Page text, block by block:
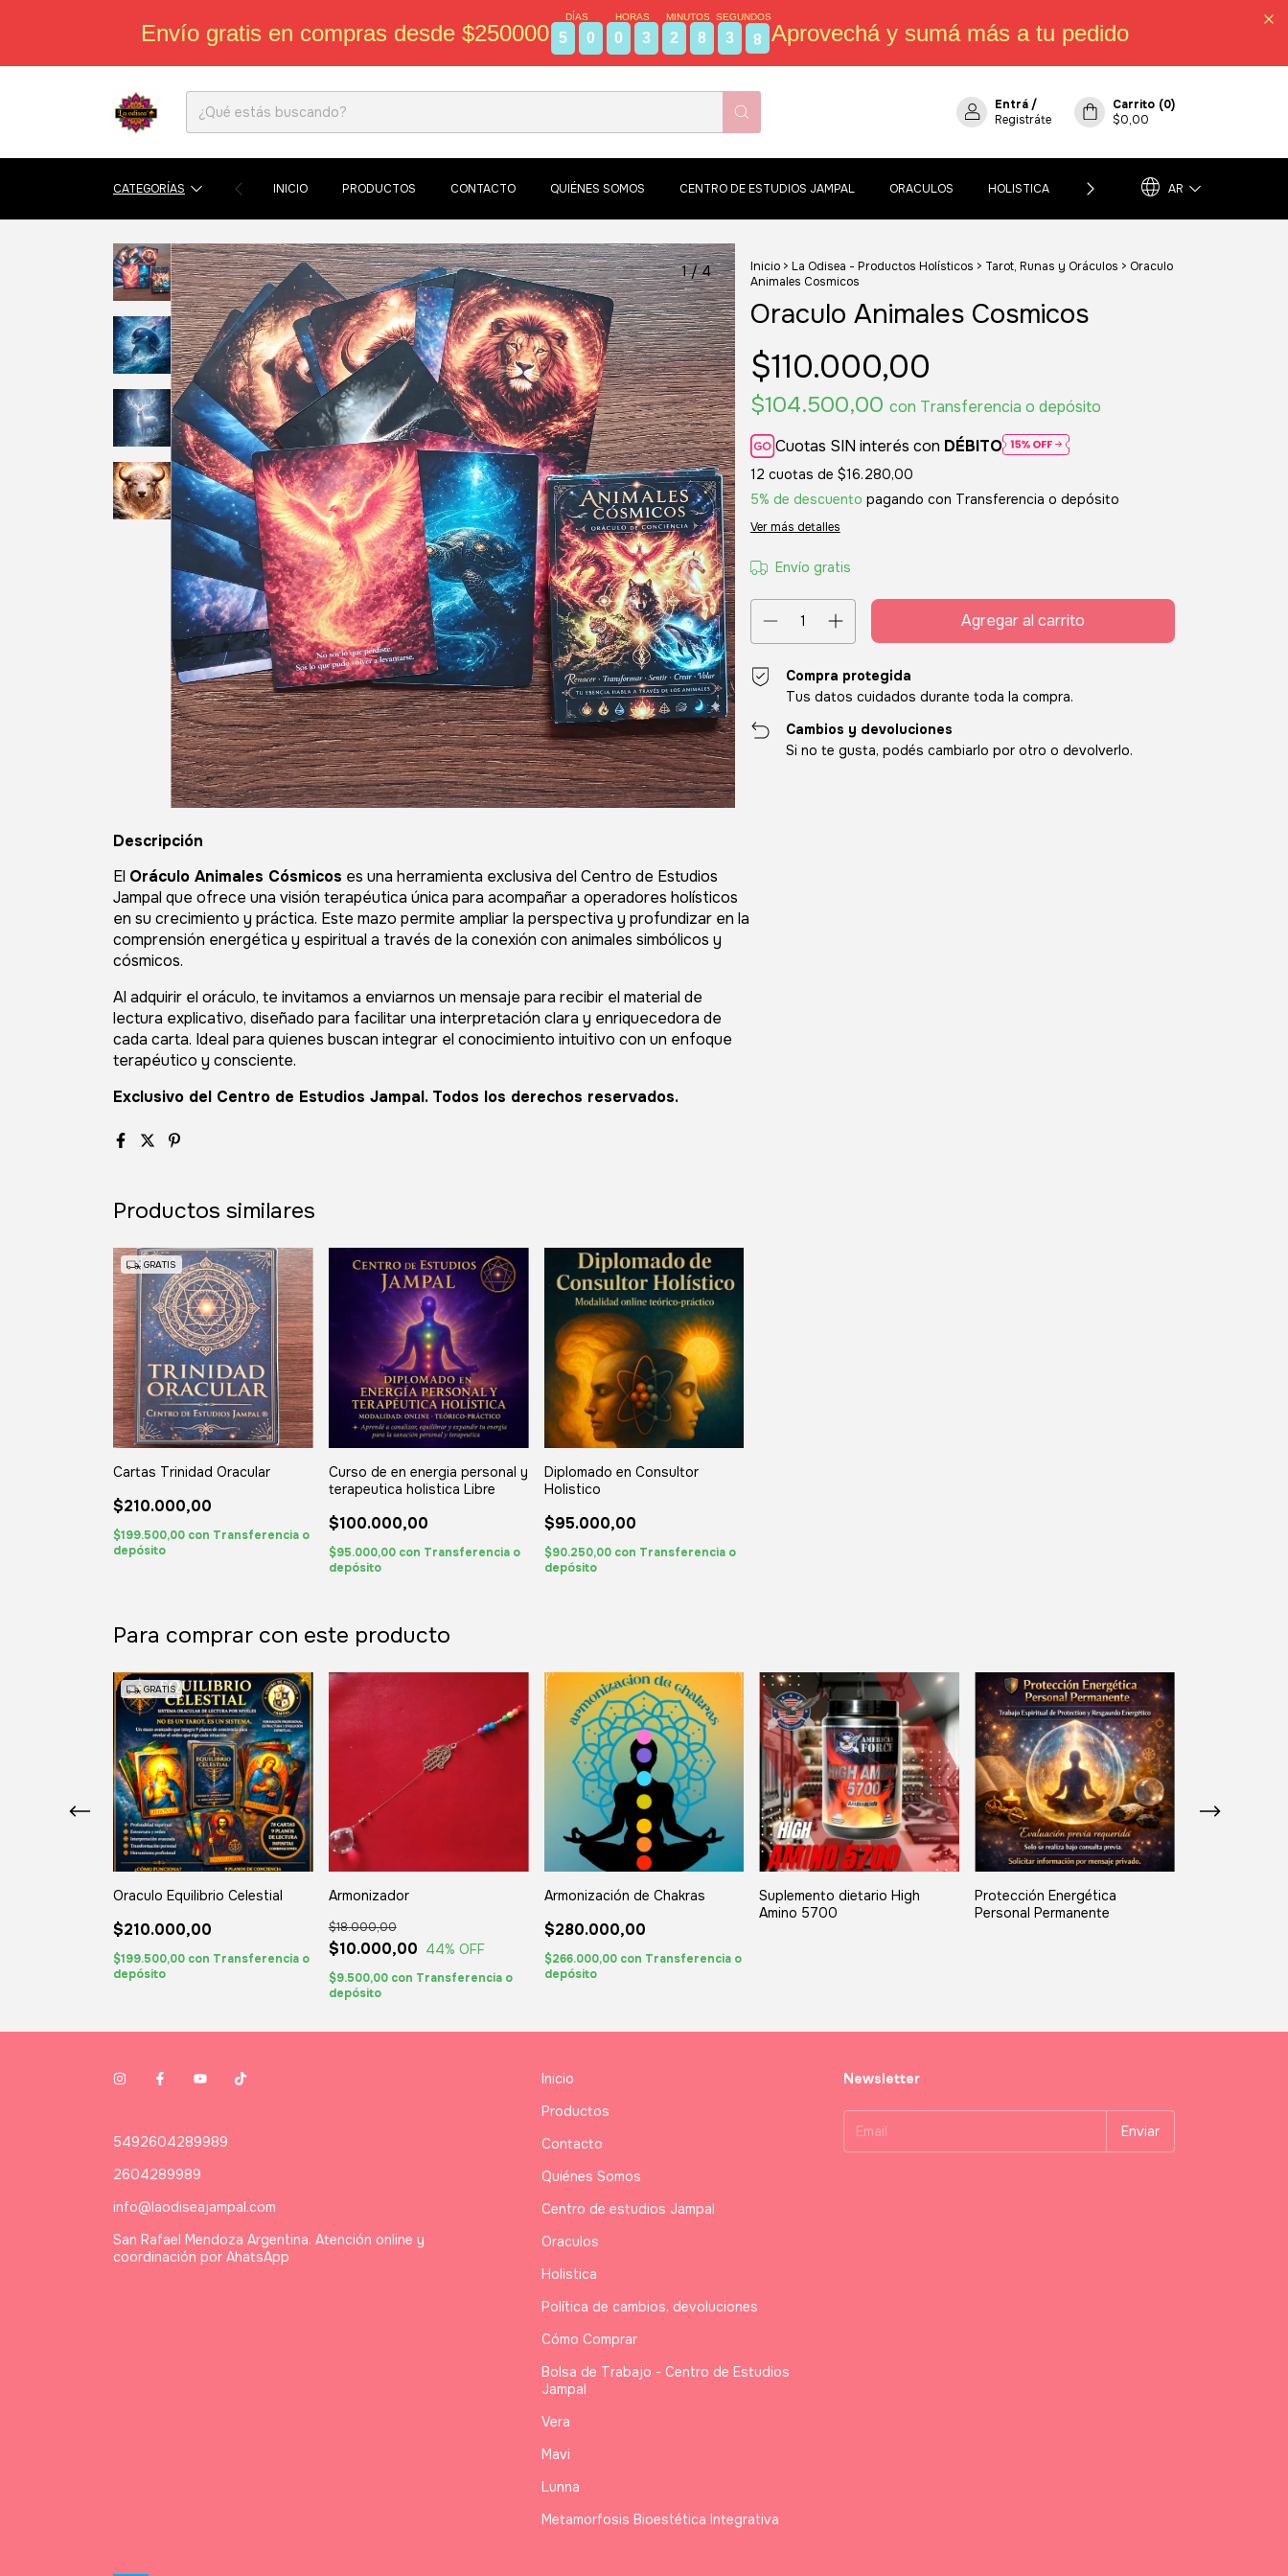
Envío gratis en compras desde $250000
DÍAS
5 0
HORAS
0 3
MINUTOS
2 8
SEGUNDOS
3 7 Aprovechá y sumá más a tu pedido
Entrá /
Registráte
Carrito (0)
$0,00
CATEGORÍAS INICIO PRODUCTOS CONTACTO QUIÉNES SOMOS CENTRO DE ESTUDIOS JAMPAL ORACULOS HOLISTICA POLÍTICA DE CAMBIOS,
AR
1/4 Inicio > La Odisea - Productos Holísticos > Tarot, Runas y Oráculos > Oraculo
Animales Cosmicos
Oraculo Animales Cosmicos
$110.000,00
$104.500,00 con Transferencia o depósito
Cuotas SIN interés con DÉBITO
12 cuotas de $16.280,00
5% de descuento pagando con Transferencia o depósito
Ver más detalles
Envío gratis
Compra protegida
Tus datos cuidados durante toda la compra.
Cambios y devoluciones
Si no te gusta, podés cambiarlo por otro o devolverlo.
Descripción
El Oráculo Animales Cósmicos es una herramienta exclusiva del Centro de Estudios
Jampal que ofrece una visión terapéutica única para acompañar a operadores holísticos
en su crecimiento y práctica. Este mazo permite ampliar la perspectiva y profundizar en la
comprensión energética y espiritual a través de la conexión con animales simbólicos y
cósmicos.
Al adquirir el oráculo, te invitamos a enviarnos un mensaje para recibir el material de
lectura explicativo, diseñado para facilitar una interpretación clara y enriquecedora de
cada carta. Ideal para quienes buscan integrar el conocimiento intuitivo con un enfoque
terapéutico y consciente.
Exclusivo del Centro de Estudios Jampal. Todos los derechos reservados.
Productos similares
GRATIS
Cartas Trinidad Oracular
$210.000,00
$199.500,00 con Transferencia o
depósito
Curso de en energia personal y
terapeutica holistica Libre
$100.000,00
$95.000,00 con Transferencia o
depósito
Diplomado en Consultor
Holistico
$95.000,00
$90.250,00 con Transferencia o
depósito
Para comprar con este producto
GRATIS
Oraculo Equilibrio Celestial
$210.000,00
$199.500,00 con Transferencia o
depósito
Armonizador
$10.000,00
$18.000,00
44% OFF
$9.500,00 con Transferencia o
depósito
Armonización de Chakras
$280.000,00
$266.000,00 con Transferencia o
depósito
Suplemento dietario High
Amino 5700
Protección Energética
Personal Permanente
5492604289989
2604289989
info@laodiseajampal.com
San Rafael Mendoza Argentina. Atención online y
coordinación por AhatsApp
Inicio
Productos
Contacto
Quiénes Somos
Centro de estudios Jampal
Oraculos
Holistica
Política de cambios, devoluciones
Cómo Comprar
Bolsa de Trabajo - Centro de Estudios
Jampal
Vera
Mavi
Lunna
Metamorfosis Bioestética Integrativa
Newsletter